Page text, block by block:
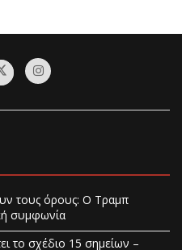
τους όρους: Ο Τραμπ
συμφωνία
το σχέδιο 15 σημείων –